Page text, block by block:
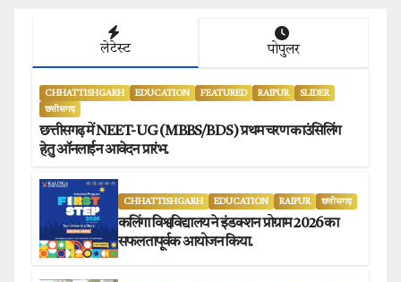
लेटेस्ट पोपुलर
CHHATTISHGARH EDUCATION FEATURED RAIPUR
SLIDER
छत्तीसगढ़
छत्तीसगढ़ में NEET-UG (MBBS/BDS) प्रथम चरण काउंसिलिंग
हेतु ऑनलाईन आवेदन प्रारंभ.
CHHATTISHGARH EDUCATION RAIPUR छत्तीसगढ़
कलिंगा विश्वविद्यालय ने इंडक्शन प्रोग्राम 2026 का
सफलतापूर्वक आयोजन किया.